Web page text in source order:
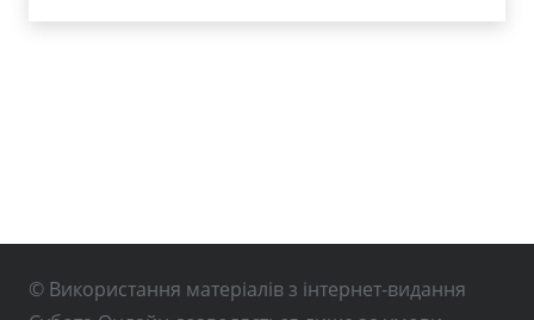
© Використання матеріалів з інтернет-видання